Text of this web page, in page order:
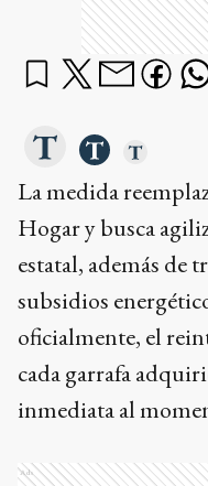
La medida
Hogar y busca
estatal, además de
subsidios
oficialmente, el
cada garrafa
inmediata al
Ads